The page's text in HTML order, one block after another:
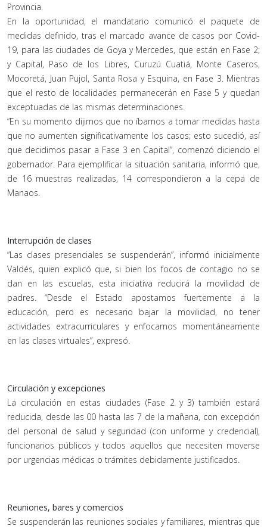
Provincia.
En la oportunidad, el mandatario comunicó el paquete de
medidas definido, tras el marcado avance de casos por Covid-
19, para las ciudades de Goya y Mercedes, que están en Fase 2;
y Capital, Paso de los Libres, Curuzú Cuatiá, Monte Caseros,
Mocoretá, Juan Pujol, Santa Rosa y Esquina, en Fase 3. Mientras
que el resto de localidades permanecerán en Fase 5 y quedan
exceptuadas de las mismas determinaciones.
“En su momento dijimos que no íbamos a tomar medidas hasta
que no aumenten significativamente los casos; esto sucedió, así
que decidimos pasar a Fase 3 en Capital”, comenzó diciendo el
gobernador. Para ejemplificar la situación sanitaria, informó que,
de 16 muestras realizadas, 14 correspondieron a la cepa de
Manaos.
Interrupción de clases
“Las clases presenciales se suspenderán”, informó inicialmente
Valdés, quien explicó que, si bien los focos de contagio no se
dan en las escuelas, esta iniciativa reducirá la movilidad de
padres. “Desde el Estado apostamos fuertemente a la
educación, pero es necesario bajar la movilidad, no tener
actividades extracurriculares y enfocarnos momentáneamente
en las clases virtuales”, expresó.
Circulación y excepciones
La circulación en estas ciudades (Fase 2 y 3) también estará
reducida, desde las 00 hasta las 7 de la mañana, con excepción
del personal de salud y seguridad (con uniforme y credencial),
funcionarios públicos y todos aquellos que necesiten moverse
por urgencias médicas o trámites debidamente justificados.
Reuniones, bares y comercios
Se suspenderán las reuniones sociales y familiares, mientras que